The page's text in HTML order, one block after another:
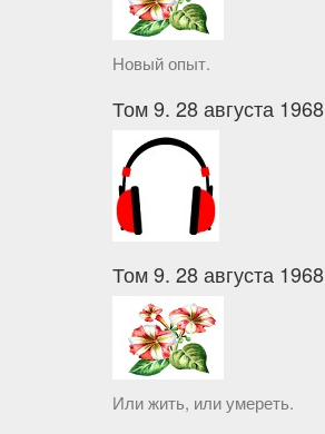
Новый опыт.
Том 9. 28 августа 1968
Том 9. 28 августа 1968
Или жить, или умереть.